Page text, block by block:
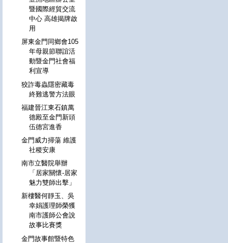
暨國際經貿交流
中心 高雄揭牌啟
用
屏東金門同鄉會105
年母親節聯誼活
動暨金門社會福
利宣導
狡詐毒蟲隱密藏毒
終難逃警方法眼
福建晉江東石鎮萬
德殿至金門新頭
伍德宮進香
金門威力掃蕩 維護
社稷安康
南市立醫院舉辦
「居家關懷-居家
魅力雙師出擊」
新樓醫何靜玉、吳
幸娟護理師榮獲
南市護師公會說
故事比賽獎
金門故事館暨特色